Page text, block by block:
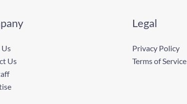
Us
Legal
Privacy Policy
Terms of Service